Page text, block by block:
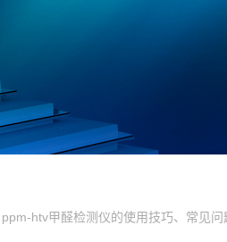
htv甲醛检测仪的使用技巧、常见问